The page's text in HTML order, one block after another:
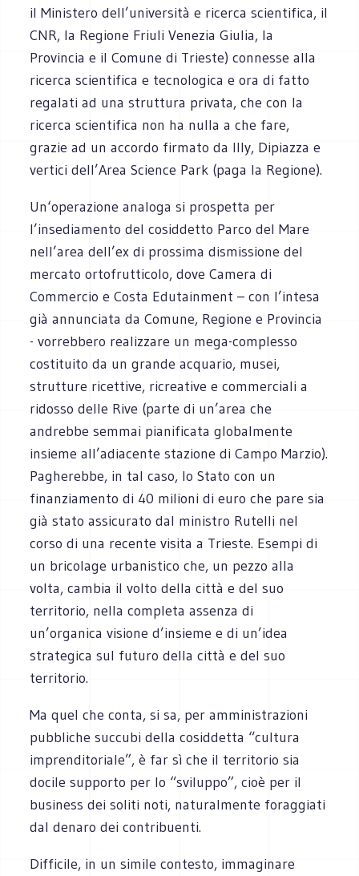
il Ministero dell’università e ricerca scientifica, il
CNR, la Regione Friuli Venezia Giulia, la
Provincia e il Comune di Trieste) connesse alla
ricerca scientifica e tecnologica e ora di fatto
regalati ad una struttura privata, che con la
ricerca scientifica non ha nulla a che fare,
grazie ad un accordo firmato da Illy, Dipiazza e
vertici dell’Area Science Park (paga la Regione).
Un‘operazione analoga si prospetta per
l’insediamento del cosiddetto Parco del Mare
nell’area dell’ex di prossima dismissione del
mercato ortofrutticolo, dove Camera di
Commercio e Costa Edutainment – con l’intesa
già annunciata da Comune, Regione e Provincia
- vorrebbero realizzare un mega-complesso
costituito da un grande acquario, musei,
strutture ricettive, ricreative e commerciali a
ridosso delle Rive (parte di un’area che
andrebbe semmai pianificata globalmente
insieme all’adiacente stazione di Campo Marzio).
Pagherebbe, in tal caso, lo Stato con un
finanziamento di 40 milioni di euro che pare sia
già stato assicurato dal ministro Rutelli nel
corso di una recente visita a Trieste. Esempi di
un bricolage urbanistico che, un pezzo alla
volta, cambia il volto della città e del suo
territorio, nella completa assenza di
un’organica visione d’insieme e di un’idea
strategica sul futuro della città e del suo
territorio.
Ma quel che conta, si sa, per amministrazioni
pubbliche succubi della cosiddetta “cultura
imprenditoriale”, è far sì che il territorio sia
docile supporto per lo “sviluppo”, cioè per il
business dei soliti noti, naturalmente foraggiati
dal denaro dei contribuenti.
Difficile, in un simile contesto, immaginare